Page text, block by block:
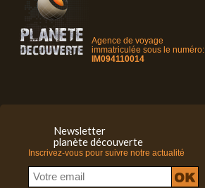
Agence de voyage
immatriculée sous le numéro:
IM094110014
Newsletter
planète découverte
Inscrivez-vous pour suivre notre actualité